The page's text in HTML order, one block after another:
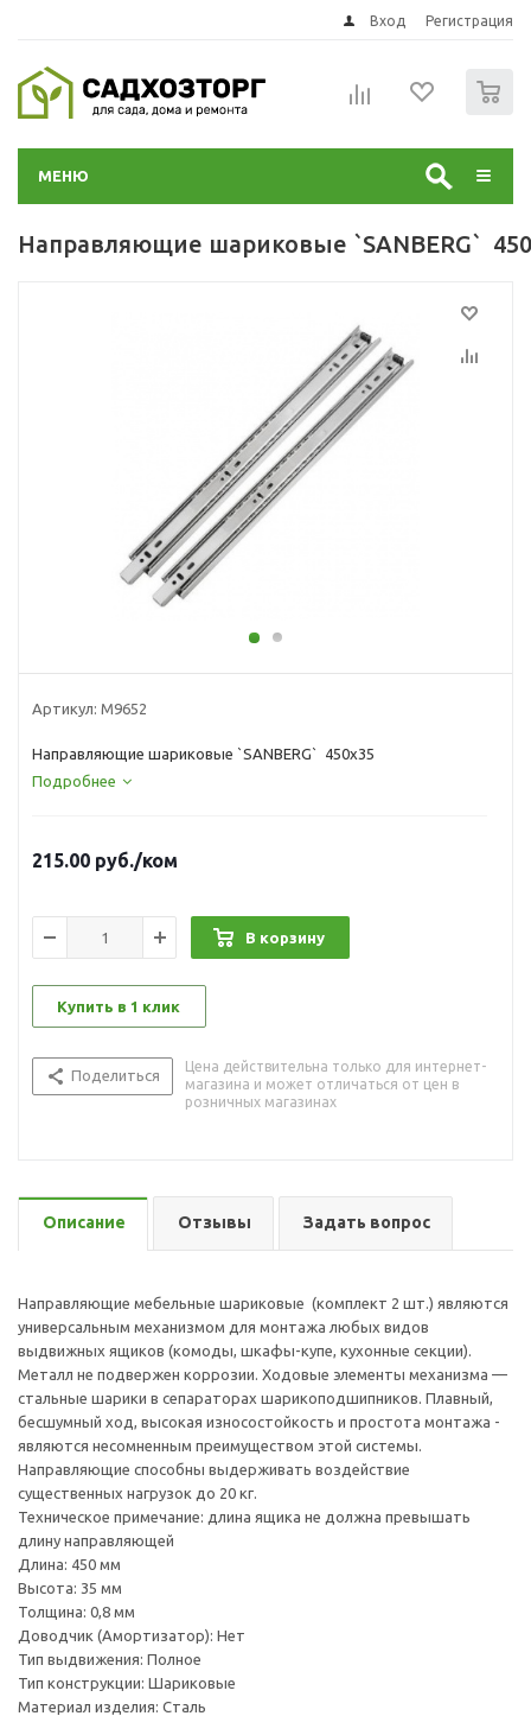
Вход Регистрация
МЕНЮ
Направляющие шариковые `SANBERG`
Артикул: М9652
Направляющие шариковые `SANBERG` 450х35
Подробнее
215.00 руб./ком
В корзину
Купить в 1 клик
Поделиться
Цена действительна только для интернет-
магазина и может отличаться от цен в
розничных магазинах
Описание Отзывы Задать вопрос
Направляющие мебельные шариковые (комплект 2 шт.) являются
универсальным механизмом для монтажа любых видов
выдвижных ящиков (комоды, шкафы-купе, кухонные секции).
Металл не подвержен коррозии. Ходовые элементы механизма —
стальные шарики в сепараторах шарикоподшипников. Плавный,
бесшумный ход, высокая износостойкость и простота монтажа -
являются несомненным преимуществом этой системы.
Направляющие способны выдерживать воздействие
существенных нагрузок до 20 кг.
Техническое примечание: длина ящика не должна превышать
длину направляющей
Длина: 450 мм
Высота: 35 мм
Толщина: 0,8 мм
Доводчик (Амортизатор): Нет
Тип выдвижения: Полное
Тип конструкции: Шариковые
Материал изделия: Сталь